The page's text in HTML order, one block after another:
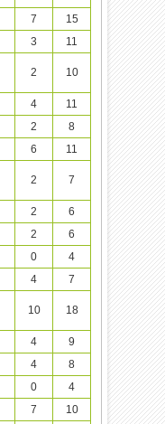
7
15
3 11
2 10
4
11
2
8
6 11
2 7
2
6
2
6
0
4
4 7
10 18
4
9
4
8
0
4
7
10